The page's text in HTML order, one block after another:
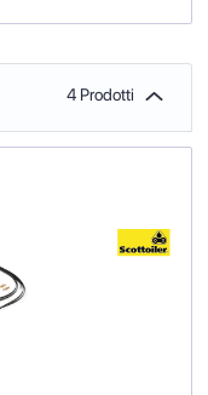
4 Prodotti